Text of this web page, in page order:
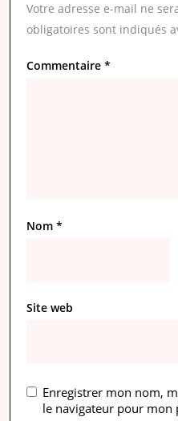
Votre adresse e-mail ne
obligatoires sont indiqués
Commentaire *
Nom *
Site web
Enregistrer mon nom,
le navigateur pour mon